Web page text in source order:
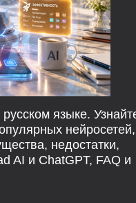
языке.
недостатки,
AI и ChatGPT, FAQ и